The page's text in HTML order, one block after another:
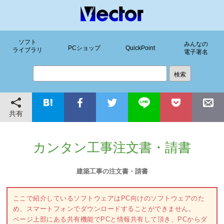
ソフト
ライブラリ
PCショップ QuickPoint
みんなの
電子署名
共有
カンタン工事注文書・請書
建築工事の注文書・請書
ここで紹介しているソフトウェアはPC向けのソフトウェアのた
め、スマートフォンでダウンロードすることができません。
ページ上部にある共有機能でPCと情報共有して頂き、PCからダ